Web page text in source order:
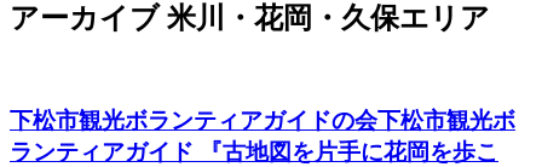
アーカイブ 米川・花岡・久保エリア
下松市観光ボランティアガイドの会下松市観光ボ
ランティアガイド 『古地図を片手に花岡を歩こ